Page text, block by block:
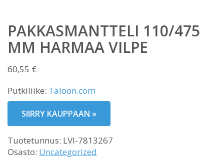
PAKKASMANTTELI 110/475
MM HARMAA VILPE
60,55 €
Putkiliike: Taloon.com
SIIRRY KAUPPAAN »
Tuotetunnus: LVI-7813267
Osasto: Uncategorized